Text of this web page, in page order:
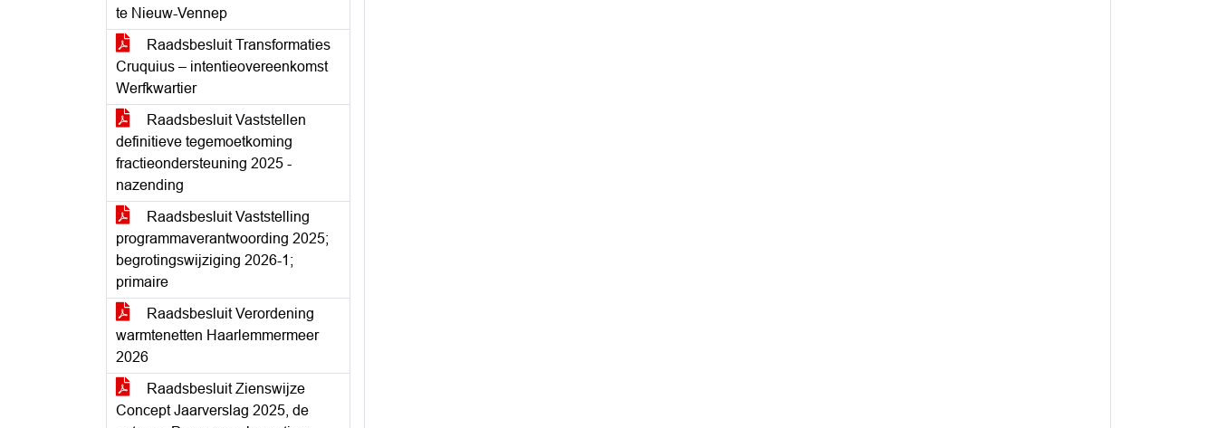
te Nieuw-Vennep
Raadsbesluit Transformaties
Cruquius – intentieovereenkomst
Werfkwartier
Raadsbesluit Vaststellen
definitieve tegemoetkoming
fractieondersteuning 2025 -
nazending
Raadsbesluit Vaststelling
programmaverantwoording 2025;
begrotingswijziging 2026-1;
primaire
Raadsbesluit Verordening
warmtenetten Haarlemmermeer
2026
Raadsbesluit Zienswijze
Concept Jaarverslag 2025, de